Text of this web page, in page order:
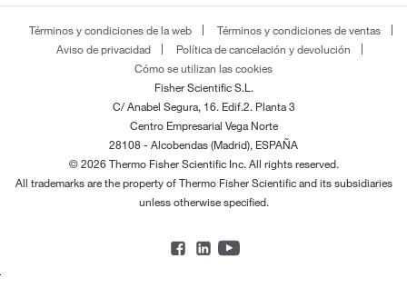
Términos y condiciones de la web
Términos y condiciones de ventas
Aviso de privacidad
Política de cancelación y devolución
Cómo se utilizan las cookies
Fisher Scientific S.L.
C/ Anabel Segura, 16. Edif.2. Planta 3
Centro Empresarial Vega Norte
28108 - Alcobendas (Madrid), ESPAÑA
© 2026 Thermo Fisher Scientific Inc. All rights reserved.
All trademarks are the property of Thermo Fisher Scientific and its subsidiaries
unless otherwise specified.